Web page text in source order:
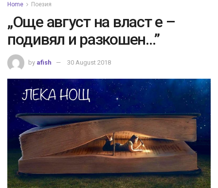
Home Поезия
„Още август на власт е –
подивял и разкошен…”
by afish 30 August 2018